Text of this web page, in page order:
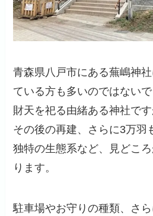
青森県八戸市にある蕪嶋神
ている方も多いのではない
財天を祀る由緒ある神社で
その後の再建、さらに3万羽
独特の生態系など、見どこ
ります。
駐車場やお守りの種類、さ